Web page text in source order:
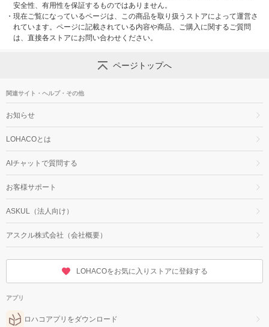
安全性、有用性を保証するものではありません。
・ 現在ご覧になっているページは、この商品を取り扱うストアによって運営さ
れています。ページに記載されている内容や商品、ご購入に関するご質問
は、直接各ストアにお問い合わせください。
ページトップへ
関連サイト・ヘルプ・その他
お知らせ
LOHACOとは
AIチャットで質問する
お客様サポート
ASKUL（法人向け）
アスクル株式会社（会社概要）
LOHACOをお気に入りストアに登録する
アプリ
ロハコアプリをダウンロード